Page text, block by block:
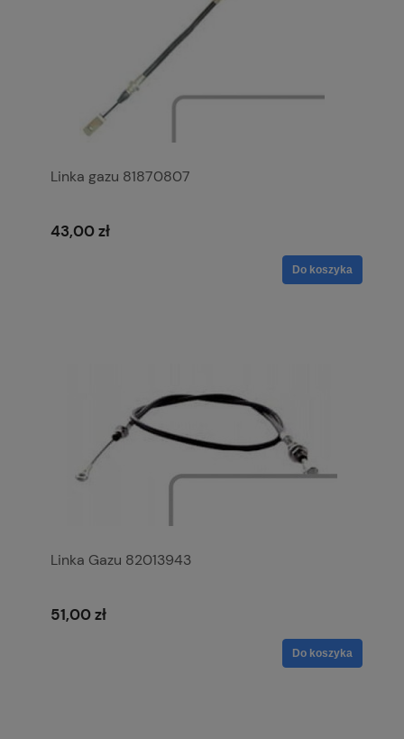
Linka gazu 81870807
43,00 zł
Do koszyka
Linka Gazu 82013943
51,00 zł
Do koszyka